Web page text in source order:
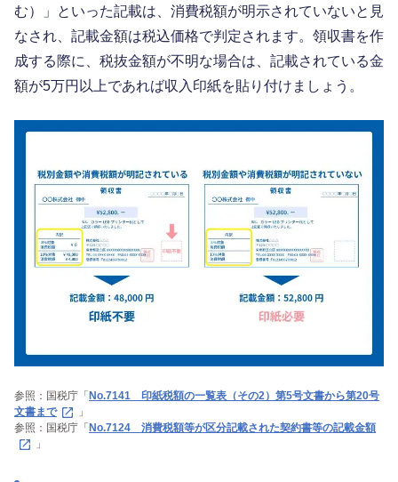
む）」といった記載は、消費税額が明示されていないと見
なされ、記載金額は税込価格で判定されます。領収書を作
成する際に、税抜金額が不明な場合は、記載されている金
額が5万円以上であれば収入印紙を貼り付けましょう。
参照：国税庁「 No.7141 印紙税額の一覧表（その2）第5号文書から第20号
文書まで
」
参照：国税庁「 No.7124 消費税額等が区分記載された契約書等の記載金額
」